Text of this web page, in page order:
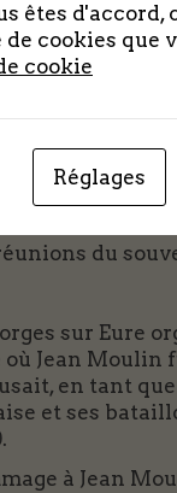
la mémoire
nazis qui
1946 et
au
de
dates sont
du
sur Eure
où Jean Moulin
en tant que
et ses
à Jean
êtes
cookies que
cookie
Réglages